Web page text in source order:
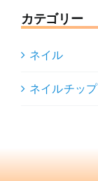
カテゴリー
ネイル
ネイルチップ